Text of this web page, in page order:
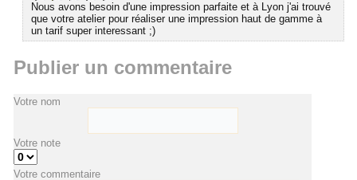
Nous avons besoin d'une impression parfaite et à Lyon j'ai trouvé
que votre atelier pour réaliser une impression haut de gamme à
un tarif super interessant ;)
Publier un commentaire
Votre nom
Votre note
Votre commentaire